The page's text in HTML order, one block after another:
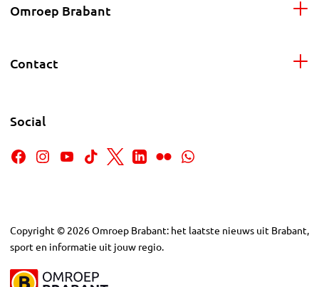
Omroep Brabant
Contact
Social
Copyright © 2026Omroep Brabant: het laatste nieuws uit Brabant,
sport en informatie uit jouw regio.